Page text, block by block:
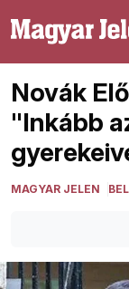
Novák
"Inkább
MAGYAR JELEN